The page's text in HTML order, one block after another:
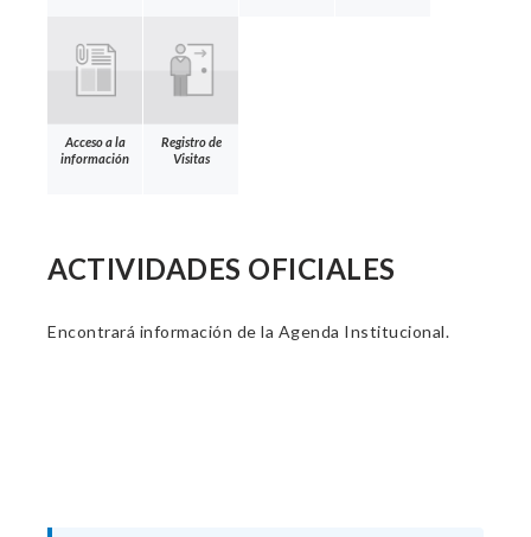
Acceso a la
información
Registro de
Visitas
ACTIVIDADES OFICIALES
Encontrará información de la Agenda Institucional.